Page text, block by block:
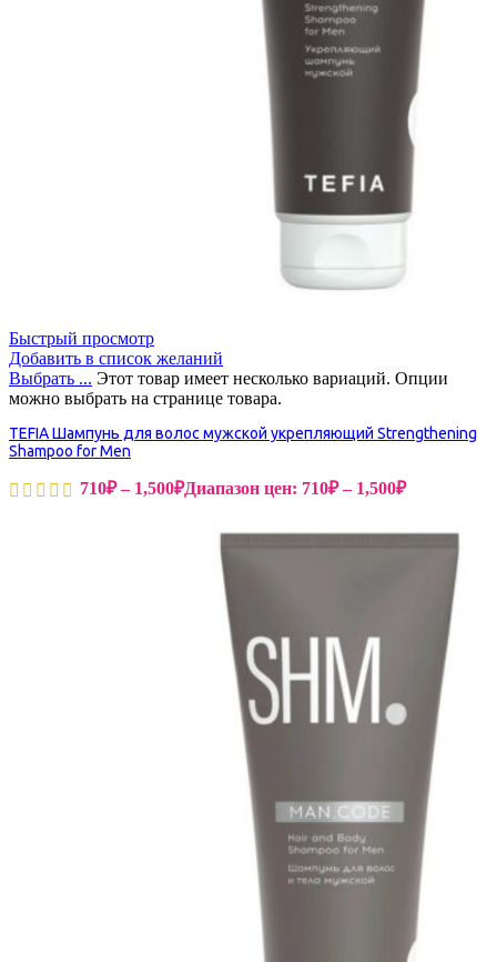
Быстрый просмотр
Добавить в список желаний
Выбрать ... Этот товар имеет несколько вариаций. Опции
можно выбрать на странице товара.
TEFIA Шампунь для волос мужской укрепляющий Strengthening
Shampoo for Men
710₽ – 1,500₽Диапазон цен: 710₽ – 1,500₽